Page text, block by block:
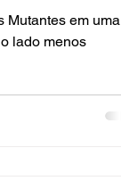
Mutantes em uma
lado menos